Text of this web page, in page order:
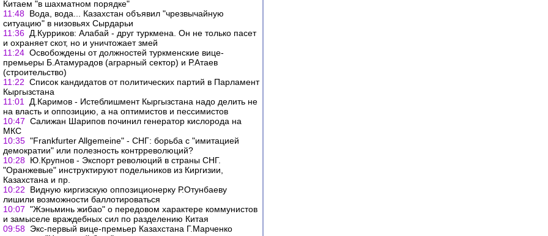
Китаем "в шахматном порядке"
11:48 Вода, вода... Казахстан объявил "чрезвычайную
ситуацию" в низовьях Сырдарьи
11:36 Д.Курриков: Алабай - друг туркмена. Он не только пасет
и охраняет скот, но и уничтожает змей
11:24 Освобождены от должностей туркменские вице-
премьеры Б.Атамурадов (аграрный сектор) и Р.Атаев
(строительство)
11:22 Список кандидатов от политических партий в Парламент
Кыргызстана
11:01
Д.Каримов - Истеблишмент Кыргызстана надо делить не
на власть и оппозицию, а на оптимистов и пессимистов
10:47 Салижан Шарипов починил генератор кислорода на
МКС
10:35 "Frankfurter Allgemeine" - СНГ: борьба с "имитацией
демократии" или полезность контрреволюций?
10:28 Ю.Крупнов - Экспорт революций в страны СНГ.
"Оранжевые" инструктируют подельников из Киргизии,
Казахстана и пр.
10:22
Видную киргизскую оппозиционерку Р.Отунбаеву
лишили возможности баллотироваться
10:07 "Жэньминь жибао" о передовом характере коммунистов
и замыселе враждебных сил по разделению Китая
09:58 Экс-первый вице-премьер Казахстана Г.Марченко